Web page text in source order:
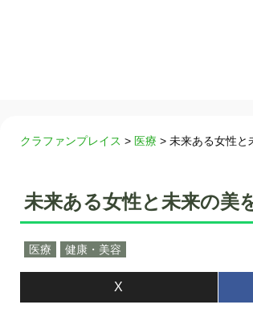
クラファンプレイス > 医療 > 未来ある女性と
未来ある女性と未来の美
医療 健康・美容
X